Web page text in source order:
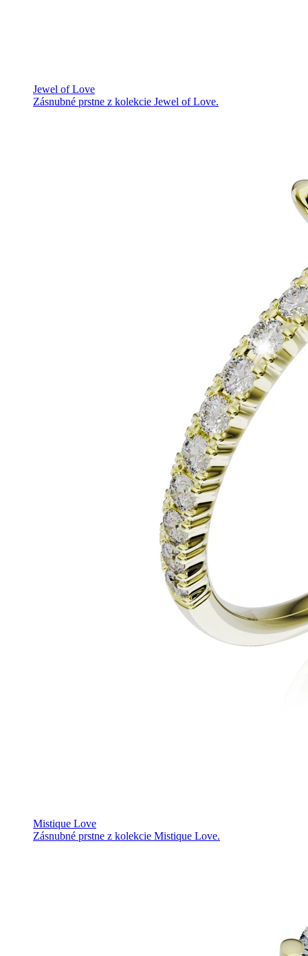
Jewel of Love
Zásnubné prstne z kolekcie Jewel of Love.
Mistique Love
Zásnubné prstne z kolekcie Mistique Love.